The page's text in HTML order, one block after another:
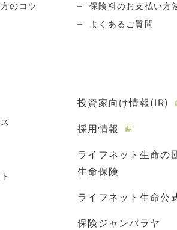
のコツ
保険料のお支払い方
よくあるご質問
投資家向け情報(IR)
採用情報
ライフネット生命の
生命保険
ライフネット生命公
保険ジャンバラヤ